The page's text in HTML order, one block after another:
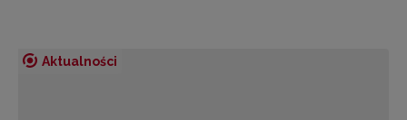
Aktualności